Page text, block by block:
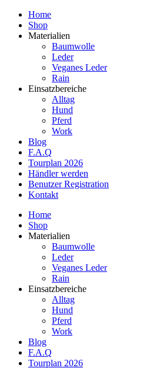
Home
Shop
Materialien
Baumwolle
Leder
Veganes Leder
Rain
Einsatzbereiche
Alltag
Hund
Pferd
Work
Blog
F.A.Q
Tourplan 2026
Händler werden
Benutzer Registration
Kontakt
Home
Shop
Materialien
Baumwolle
Leder
Veganes Leder
Rain
Einsatzbereiche
Alltag
Hund
Pferd
Work
Blog
F.A.Q
Tourplan 2026